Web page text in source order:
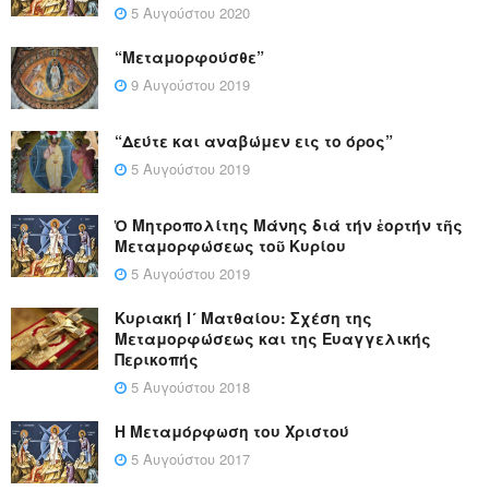
5 Αυγούστου 2020
“Μεταμορφούσθε”
9 Αυγούστου 2019
“Δεύτε και αναβώμεν εις το όρος”
5 Αυγούστου 2019
Ὁ Μητροπολίτης Μάνης διά τήν ἑορτήν τῆς
Μεταμορφώσεως τοῦ Κυρίου
5 Αυγούστου 2019
Κυριακή Ι´ Ματθαίου: Σχέση της
Μεταμορφώσεως και της Ευαγγελικής
Περικοπής
5 Αυγούστου 2018
Η Μεταμόρφωση του Χριστού
5 Αυγούστου 2017